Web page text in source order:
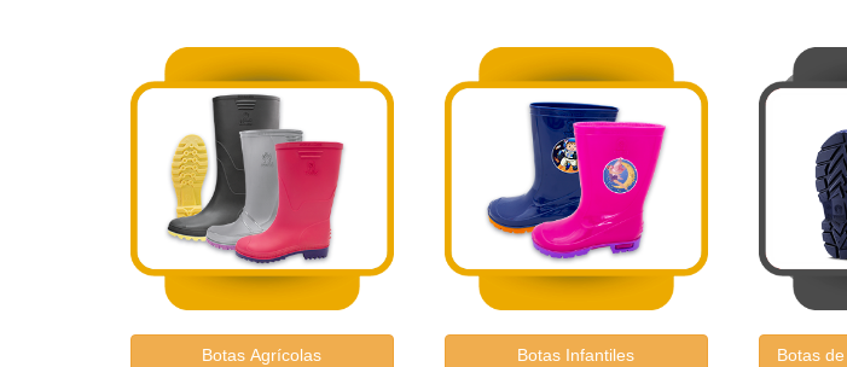
Botas Agrícolas Botas Infantiles Botas